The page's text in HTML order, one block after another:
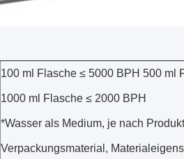
100 ml Flasche ≤ 5000 BPH 500 ml
1000 ml Flasche ≤ 2000 BPH
*Wasser als Medium, je nach
Verpackungsmaterial,